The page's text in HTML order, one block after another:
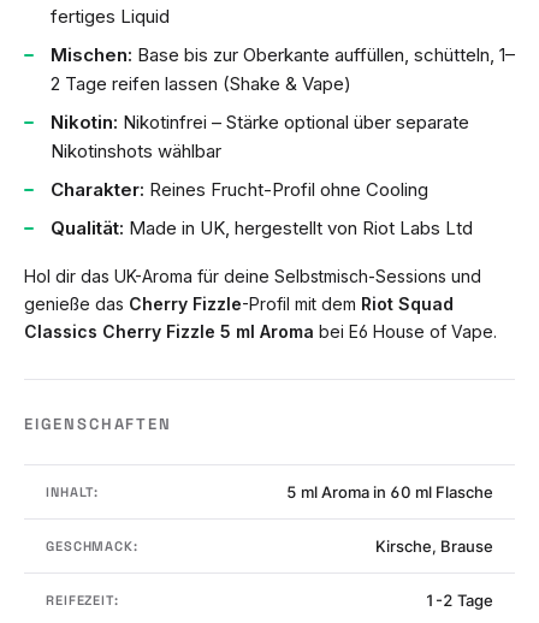
fertiges Liquid
Mischen: Base bis zur Oberkante auffüllen, schütteln, 1–
2 Tage reifen lassen (Shake & Vape)
Nikotin: Nikotinfrei – Stärke optional über separate
Nikotinshots wählbar
Charakter: Reines Frucht-Profil ohne Cooling
Qualität: Made in UK, hergestellt von Riot Labs Ltd
Hol dir das UK-Aroma für deine Selbstmisch-Sessions und
genieße das Cherry Fizzle-Profil mit dem Riot Squad
Classics Cherry Fizzle 5 ml Aroma bei E6 House of Vape.
EIGENSCHAFTEN
INHALT: 5 ml Aroma in 60 ml Flasche
GESCHMACK: Kirsche, Brause
REIFEZEIT: 1-2 Tage